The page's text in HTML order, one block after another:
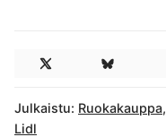
Julkaistu: Ruokakauppa,
Lidl